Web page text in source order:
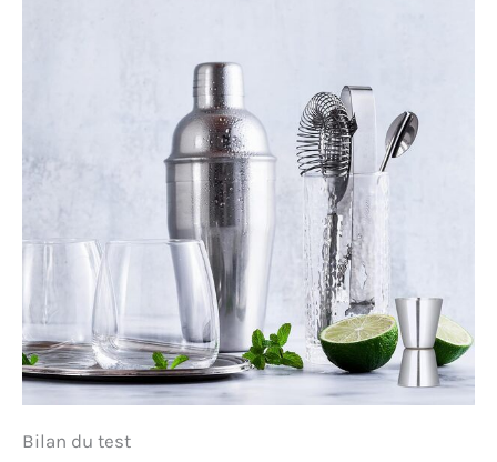
Bilan du test